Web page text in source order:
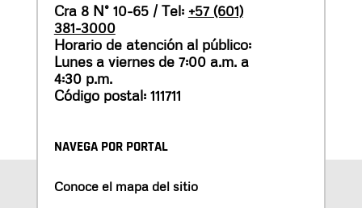
Cra 8 N° 10-65 / Tel: +57 (601)
381-3000
Horario de atención al público:
Lunes a viernes de 7:00 a.m. a
4:30 p.m.
Código postal: 111711
NAVEGA POR PORTAL
Conoce el mapa del sitio